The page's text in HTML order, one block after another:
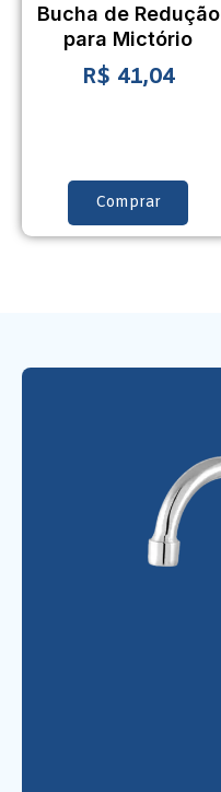
Bucha de Redução
para Mictório
R$ 41,04
Comprar